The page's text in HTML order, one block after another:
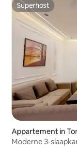
Superhost
Superhost
Appartement in
Moderne 3-